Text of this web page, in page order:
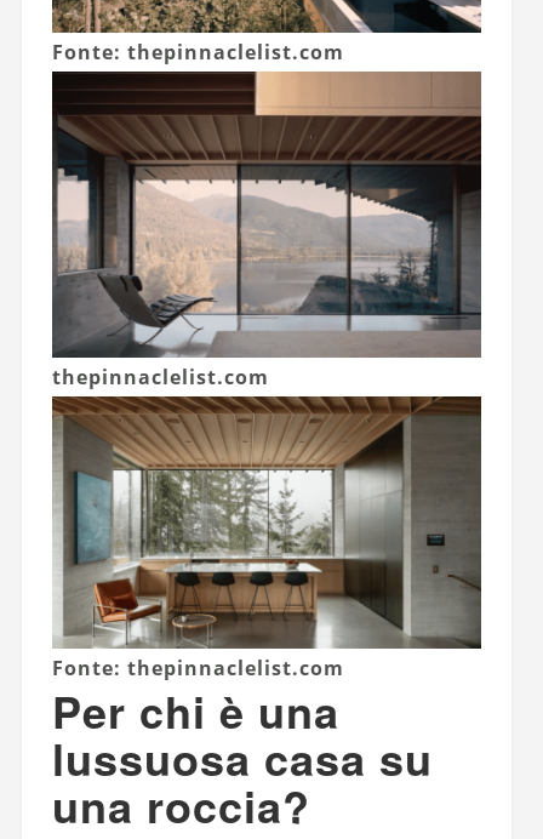
Fonte: thepinnaclelist.com
thepinnaclelist.com
Fonte: thepinnaclelist.com
Per chi è una
lussuosa casa su
una roccia?